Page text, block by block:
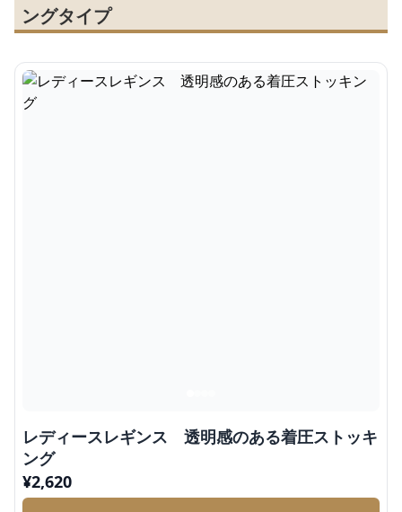
ングタイプ
レディースレギンス 透明感のある着圧ストッキ
ング
¥2,620